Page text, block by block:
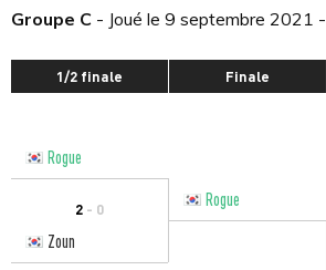
Groupe C - Joué le 9 septembre 2021 -
1/2 finale Finale
Rogue
2 - 0
Rogue
Zoun